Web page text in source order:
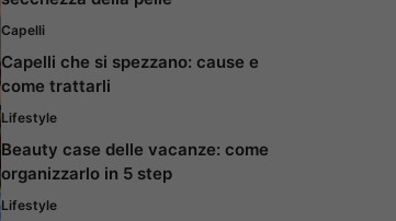
Capelli
Capelli che si spezzano: cause e
come trattarli
Lifestyle
Beauty case delle vacanze: come
organizzarlo in 5 step
Lifestyle